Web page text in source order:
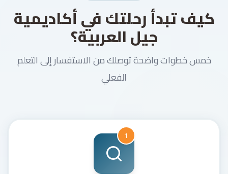
كيف تبدأ رحلتك في أكاديمية
جيل العربية؟
خمس خطوات واضحة توصلك من الاستفسار إلى التعلم
الفعلي
1